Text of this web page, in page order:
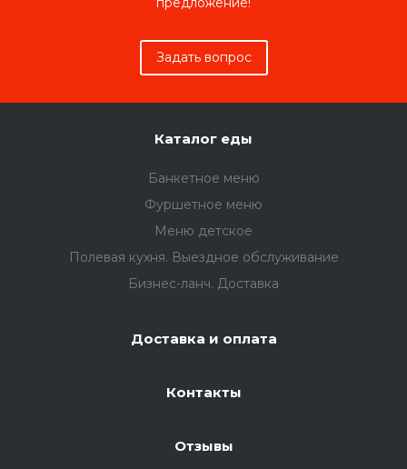
Задать вопрос
Каталог еды
Банкетное меню
Фуршетное меню
Меню детское
Полевая кухня. Выездное обслуживание
Бизнес-ланч. Доставка
Доставка и оплата
Контакты
Отзывы